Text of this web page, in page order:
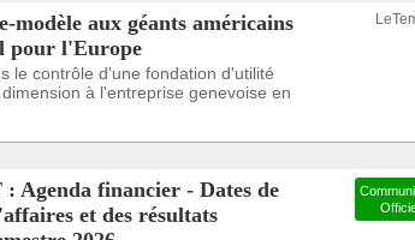
modèle aux géants américains
pour l'Europe
le contrôle d'une fondation d'utilité
à l'entreprise genevoise en
Agenda financier - Dates de
et des résultats